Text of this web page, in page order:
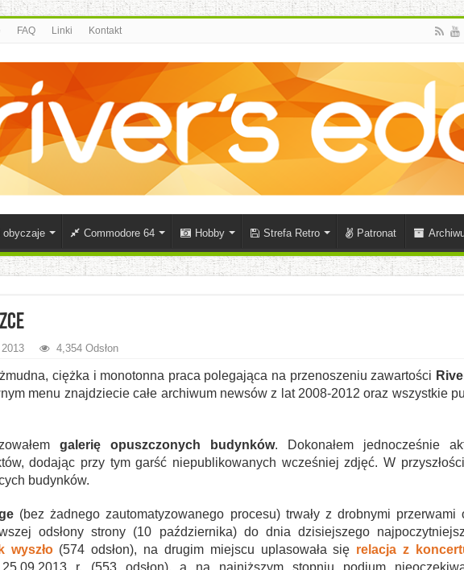
FAQ Linki Kontakt
obyczaje Commodore 64 Hobby Strefa Retro Patronat
4,354 Odsłon
ciężka i monotonna praca polegająca na przenoszeniu zawartości
menu znajdziecie całe archiwum newsów z lat 2008-2012 oraz wszystkie
galerię opuszczonych budynków. Dokonałem jednocześnie
dodając przy tym garść niepublikowanych wcześniej zdjęć. W
budynków.
(bez żadnego zautomatyzowanego procesu) trwały z drobnymi przerwami
odsłony strony (10 października) do dnia dzisiejszego
wyszło(574 odsłon), na drugim miejscu uplasowała się relacja z